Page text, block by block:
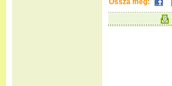
Ossza meg: